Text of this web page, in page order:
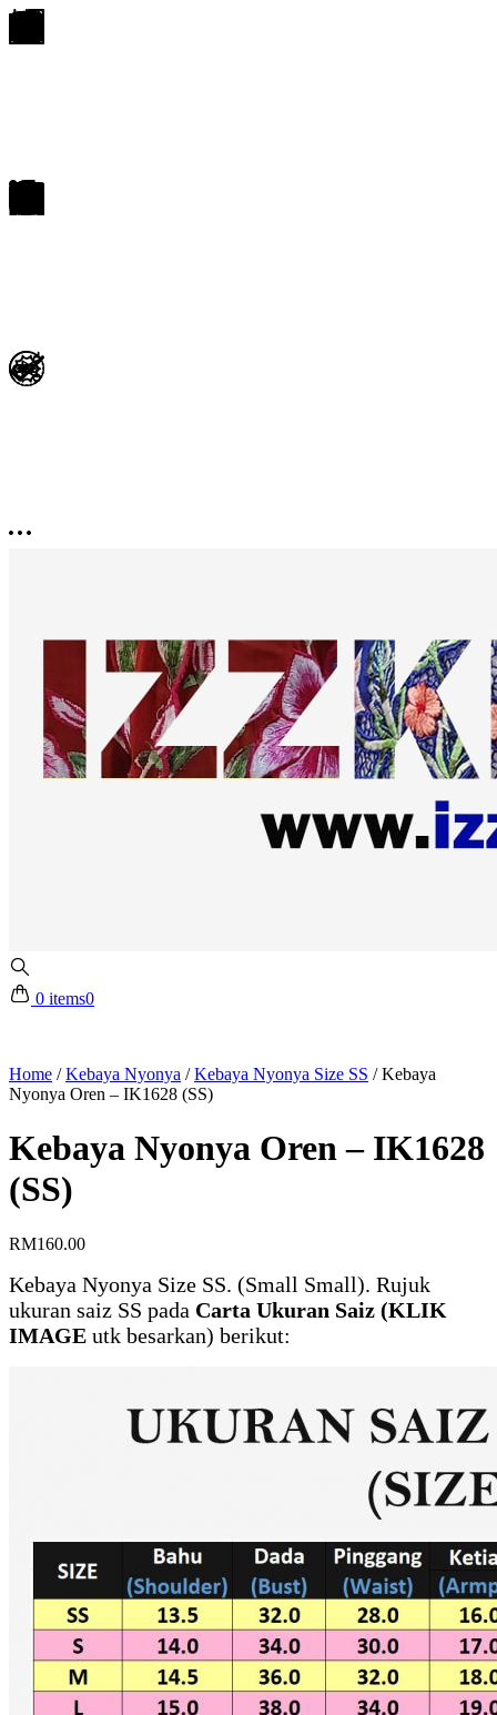
0 items0
Home /Kebaya Nyonya /Kebaya Nyonya Size SS /Kebaya
Nyonya Oren – IK1628 (SS)
Kebaya Nyonya Oren – IK1628
(SS)
RM160.00
Kebaya Nyonya Size SS. (Small Small). Rujuk
ukuran saiz SS pada Carta Ukuran Saiz (KLIK
IMAGE utk besarkan) berikut: